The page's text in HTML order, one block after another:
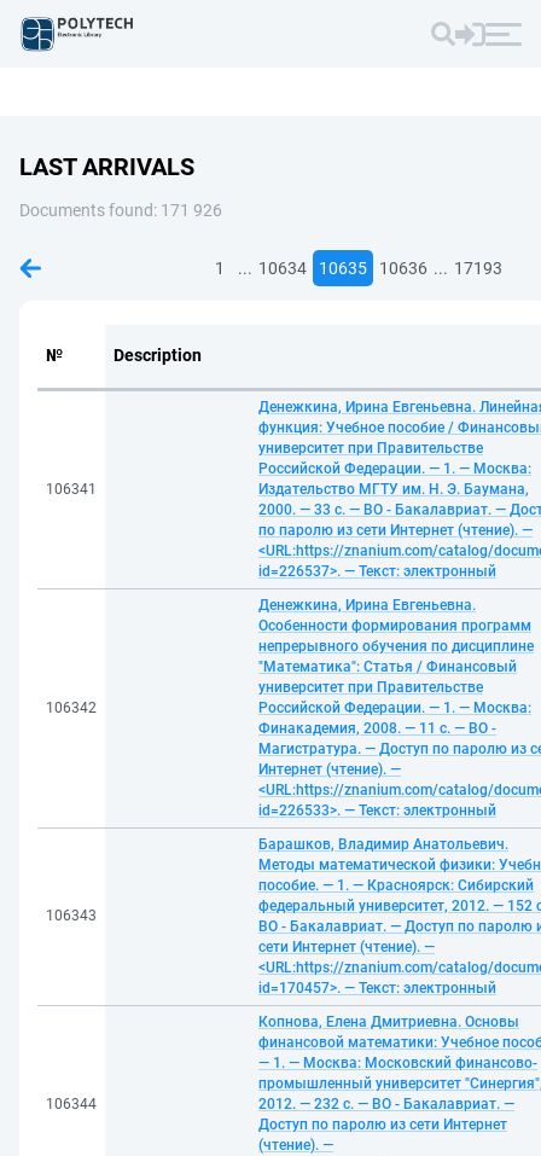
LAST ARRIVALS
Documents found: 171 926
1 ... 10634 10635 10636 ... 17193
№ Description
106341
Денежкина, Ирина Евгеньевна.
функция: Учебное пособие /
университет при Правительстве
Российской Федерации. — 1. — Москва:
Издательство МГТУ им. Н. Э. Баумана,
2000. — 33 с. — ВО - Бакалавриат. —
по паролю из сети Интернет (чтение). —
<URL:https://znanium.com/catalog/
id=226537>. — Текст: электронный
106342
Денежкина, Ирина Евгеньевна.
Особенности формирования программ
непрерывного обучения по дисциплине
"Математика": Статья / Финансовый
университет при Правительстве
Российской Федерации. — 1. — Москва:
Финакадемия, 2008. — 11 с. — ВО -
Магистратура. — Доступ по паролю из
Интернет (чтение). —
<URL:https://znanium.com/catalog/
id=226533>. — Текст: электронный
106343
Барашков, Владимир Анатольевич.
Методы математической физики:
пособие. — 1. — Красноярск: Сибирский
федеральный университет, 2012. — 152
ВО - Бакалавриат. — Доступ по паролю
сети Интернет (чтение). —
<URL:https://znanium.com/catalog/
id=170457>. — Текст: электронный
106344
Копнова, Елена Дмитриевна. Основы
финансовой математики: Учебное
— 1. — Москва: Московский финансово-
промышленный университет
2012. — 232 с. — ВО - Бакалавриат. —
Доступ по паролю из сети Интернет
(чтение). —